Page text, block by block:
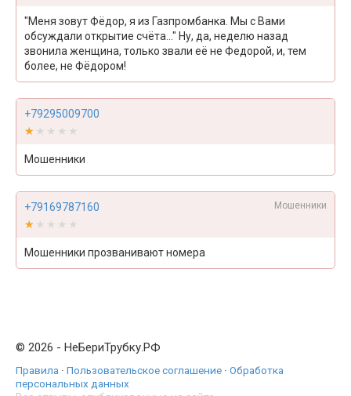
"Меня зовут Фёдор, я из Газпромбанка. Мы с Вами
обсуждали открытие счёта..." Ну, да, неделю назад
звонила женщина, только звали её не Федорой, и, тем
более, не Фёдором!
+79295009700
★★★★★
★★★★★
Мошенники
+79169787160 Мошенники
★★★★★
★★★★★
Мошенники прозванивают номера
© 2026 - НеБериТрубку.РФ
Правила · Пользовательское соглашение · Обработка
персональных данных